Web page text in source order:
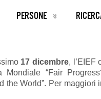
PERSONE
Economic Mobility across
17 dicembre, l’EIEF
Mondiale “Fair
the World”. Per